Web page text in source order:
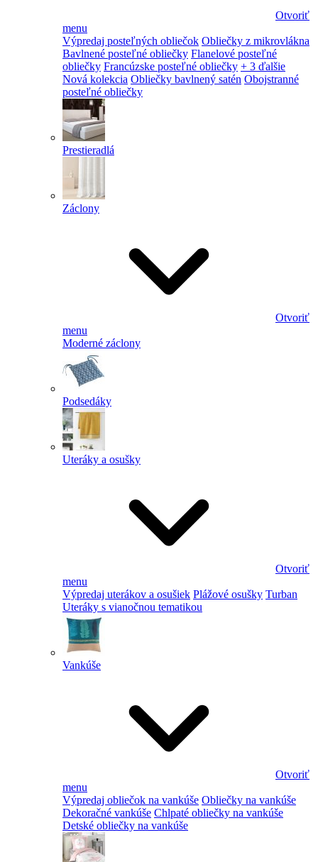
Otvoriť
menu
Výpredaj posteľných obliečok Obliečky z mikrovlákna
Bavlnené posteľné obliečky Flanelové posteľné
obliečky Francúzske posteľné obliečky + 3 ďalšie
Nová kolekcia Obliečky bavlnený satén Obojstranné
posteľné obliečky
Prestieradlá
Záclony
Otvoriť
menu
Moderné záclony
Podsedáky
Uteráky a osušky
Otvoriť
menu
Výpredaj uterákov a osušiek Plážové osušky Turban
Uteráky s vianočnou tematikou
Vankúše
Otvoriť
menu
Výpredaj obliečok na vankúše Obliečky na vankúše
Dekoračné vankúše Chlpaté obliečky na vankúše
Detské obliečky na vankúše